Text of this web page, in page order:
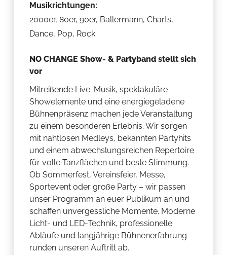
Musikrichtungen:
2000er, 80er, 90er, Ballermann, Charts,
Dance, Pop, Rock
NO CHANGE Show- & Partyband stellt sich
vor
Mitreißende Live-Musik, spektakuläre
Showelemente und eine energiegeladene
Bühnenpräsenz machen jede Veranstaltung
zu einem besonderen Erlebnis. Wir sorgen
mit nahtlosen Medleys, bekannten Partyhits
und einem abwechslungsreichen Repertoire
für volle Tanzflächen und beste Stimmung.
Ob Sommerfest, Vereinsfeier, Messe,
Sportevent oder große Party – wir passen
unser Programm an euer Publikum an und
schaffen unvergessliche Momente. Moderne
Licht- und LED-Technik, professionelle
Abläufe und langjährige Bühnenerfahrung
runden unseren Auftritt ab.